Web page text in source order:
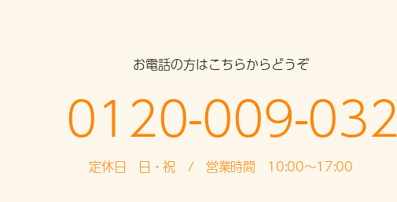
お電話の方はこちらからどうぞ
0120-009-
定休日 日・祝 / 営業時間 10:00～17:00